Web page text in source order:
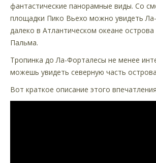
фантастические панорамные виды. Со
площадки Пико Вьехо можно увидеть
далеко в Атлантическом океане
Пальма.
Тропинка до Ла-Форталесы не менее
можешь увидеть северную часть
Вот краткое описание этого